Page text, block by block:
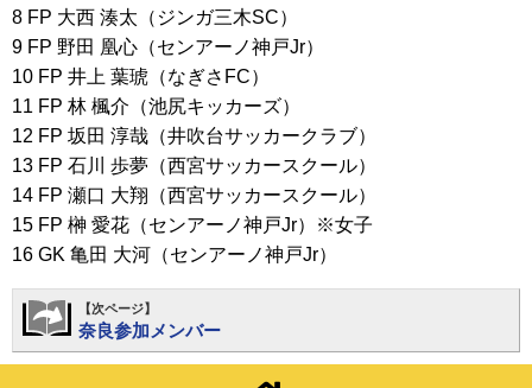
8 FP 大西 湊太（ジンガ三木SC）
9 FP 野田 凰心（センアーノ神戸Jr）
10 FP 井上 葉琥（なぎさFC）
11 FP 林 楓介（池尻キッカーズ）
12 FP 坂田 淳哉（井吹台サッカークラブ）
13 FP 石川 歩夢（西宮サッカースクール）
14 FP 瀬口 大翔（西宮サッカースクール）
15 FP 榊 愛花（センアーノ神戸Jr）※女子
16 GK 亀田 大河（センアーノ神戸Jr）
【次ページ】
奈良参加メンバー